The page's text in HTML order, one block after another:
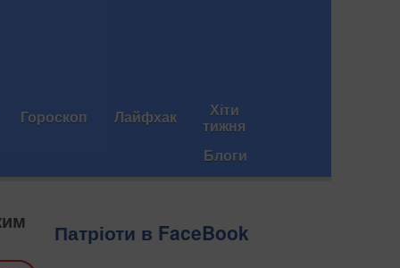
Гороскоп Лайфхак Хіти
тижня
Блоги
Патріоти в FaceBook